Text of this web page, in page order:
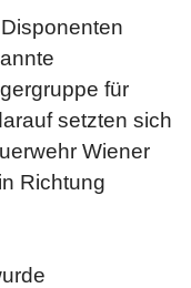
für
setzten sich
Wiener
Richtung